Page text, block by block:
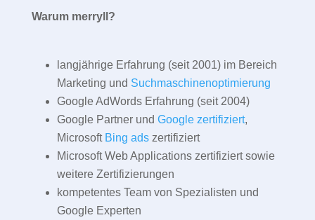
Warum merryll?
langjährige Erfahrung (seit 2001) im Bereich
Marketing und Suchmaschinenoptimierung
Google AdWords Erfahrung (seit 2004)
Google Partner und Google zertifiziert,
Microsoft Bing adszertifiziert
Microsoft Web Applications zertifiziert sowie
weitere Zertifizierungen
kompetentes Team von Spezialisten und
Google Experten